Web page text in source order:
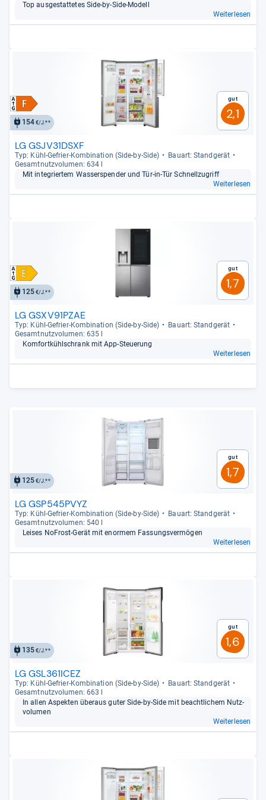
Top aus­ge­stat­te­tes Side-​by-​Side-​Modell
Weiterlesen
154 €/J.**
Gut
2,1
LG GSJV31DSXF
Typ: Kühl-​Gefrier-​Kom­bi­na­tion (Side-​by-​Side)
Bau­art: Stand­ge­rät
Gesamt­nutz­vo­lu­men: 634 l
Mit inte­grier­tem Was­ser­spen­der und Tür-​in-​Tür Schnell­zu­griff
Weiterlesen
125 €/J.**
Gut
1,7
LG GSXV91PZAE
Typ: Kühl-​Gefrier-​Kom­bi­na­tion (Side-​by-​Side)
Bau­art: Stand­ge­rät
Gesamt­nutz­vo­lu­men: 635 l
Kom­fort­kühl­schrank mit App-​Steue­rung
Weiterlesen
125 €/J.**
Gut
1,7
LG GSP545PVYZ
Typ: Kühl-​Gefrier-​Kom­bi­na­tion (Side-​by-​Side)
Bau­art: Stand­ge­rät
Gesamt­nutz­vo­lu­men: 540 l
Lei­ses NoFrost-​Gerät mit enor­mem Fas­sungs­ver­mö­gen
Weiterlesen
135 €/J.**
Gut
1,6
LG GSL361ICEZ
Typ: Kühl-​Gefrier-​Kom­bi­na­tion (Side-​by-​Side)
Bau­art: Stand­ge­rät
Gesamt­nutz­vo­lu­men: 663 l
In allen Aspek­ten über­aus guter Side-​by-​Side mit beacht­li­chem Nutz­
vo­lu­men
Weiterlesen